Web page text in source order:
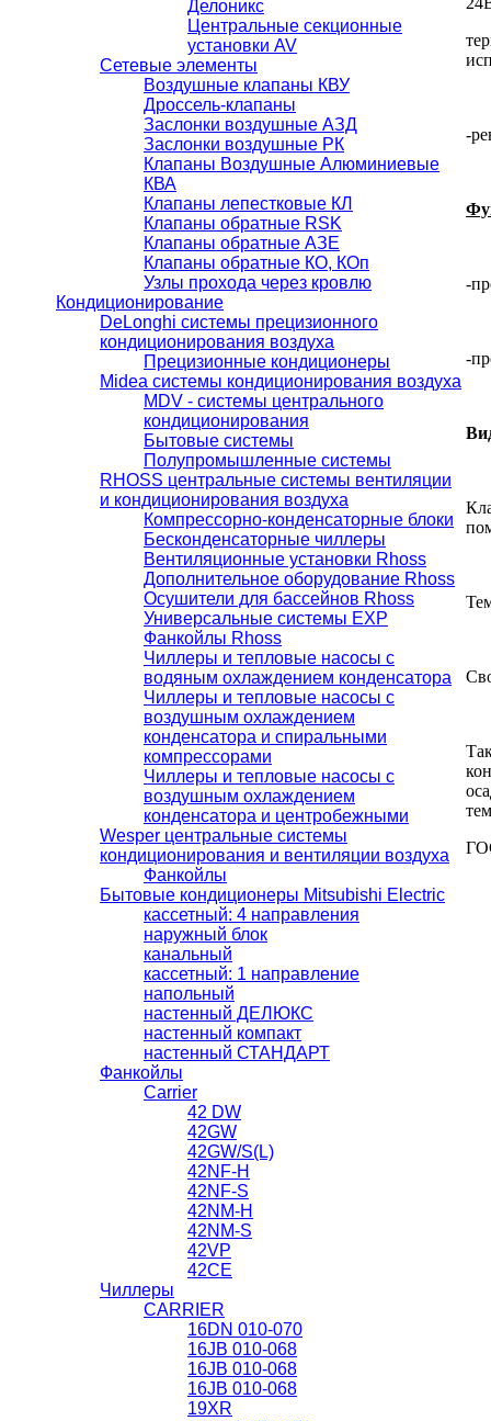
Делоникс
Центральные секционные
установки AV
Сетевые элементы
Воздушные клапаны КВУ
Дроссель-клапаны
Заслонки воздушные АЗД
Заслонки воздушные РК
Клапаны Воздушные Алюминиевые
КВА
Клапаны лепестковые КЛ
Клапаны обратные RSK
Клапаны обратные АЗЕ
Клапаны обратные КО, КОп
Узлы прохода через кровлю
Кондиционирование
DeLonghi системы прецизионного
кондиционирования воздуха
Прецизионные кондиционеры
Midea системы кондиционирования воздуха
MDV - системы центрального
кондиционирования
Бытовые системы
Полупромышленные системы
RHOSS центральные системы вентиляции
и кондиционирования воздуха
Компрессорно-конденсаторные блоки
Бесконденсаторные чиллеры
Вентиляционные установки Rhoss
Дополнительное оборудование Rhoss
Осушители для бассейнов Rhoss
Универсальные системы EXP
Фанкойлы Rhoss
Чиллеры и тепловые насосы с
водяным охлаждением конденсатора
Чиллеры и тепловые насосы с
воздушным охлаждением
конденсатора и спиральными
компрессорами
Чиллеры и тепловые насосы с
воздушным охлаждением
конденсатора и центробежными
Wesper центральные системы
кондиционирования и вентиляции воздуха
Фанкойлы
Бытовые кондиционеры Mitsubishi Electric
кассетный: 4 направления
наружный блок
канальный
кассетный: 1 направление
напольный
настенный ДЕЛЮКС
настенный компакт
настенный СТАНДАРТ
Фанкойлы
Carrier
42 DW
42GW
42GW/S(L)
42NF-H
42NF-S
42NM-H
42NМ-S
42VP
42СЕ
Чиллеры
CARRIER
16DN 010-070
16JB 010-068
16JB 010-068
16JB 010-068
19XR
-
-
-